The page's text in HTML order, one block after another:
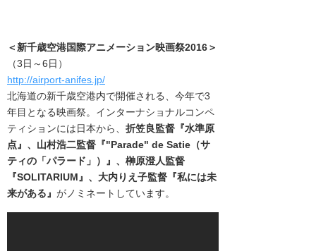
＜新千歳空港国際アニメーション映画祭2016＞
（3日～6日）
http://airport-anifes.jp/
北海道の新千歳空港内で開催される、今年で3
年目となる映画祭。 インターナショナルコンペ
ティションには日本から、 折笠良監督『水準原
点』、 山村浩二監督『"Parade" de Satie（サ
ティの「パラード」）』、 榊原澄人監督
『SOLITARIUM』、 大内りえ子監督『私には未
来がある』 がノミネートしています。